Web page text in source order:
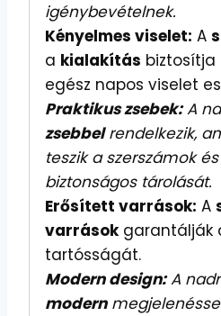
igénybevételnek.
Kényelmes viselet: A
a kialakítás biztosítja
egész napos viselet
Praktikus zsebek:A
zsebbelrendelkezik,
teszik a szerszámok
biztonságos tárolását.
Erősített varrások: A
varrásokgarantálják
tartósságát.
Modern design:A
modern